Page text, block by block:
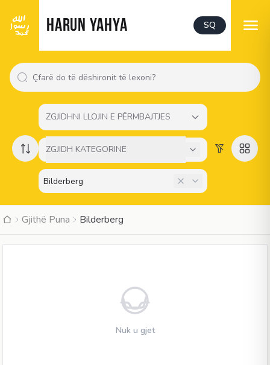
HARUN YAHYA SQ
ZGJIDHNI LLOJIN E PËRMBAJTJES
ZGJIDH KATEGORINË
Gjithë Puna Bilderberg
Nuk u gjet